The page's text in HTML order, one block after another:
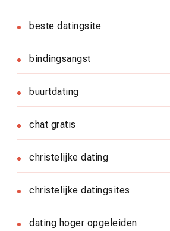
beste datingsite
bindingsangst
buurtdating
chat gratis
christelijke dating
christelijke datingsites
dating hoger opgeleiden